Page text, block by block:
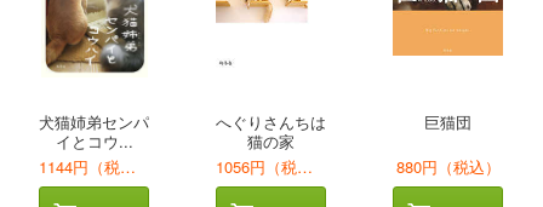
犬猫姉弟センパ
イとコウ...
1144円（税込）
へぐりさんちは
猫の家
1056円（税込）
巨猫団
880円（税込）